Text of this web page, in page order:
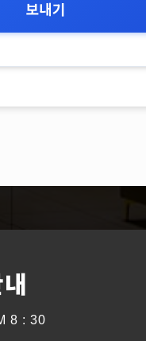
보내기
8 : 30